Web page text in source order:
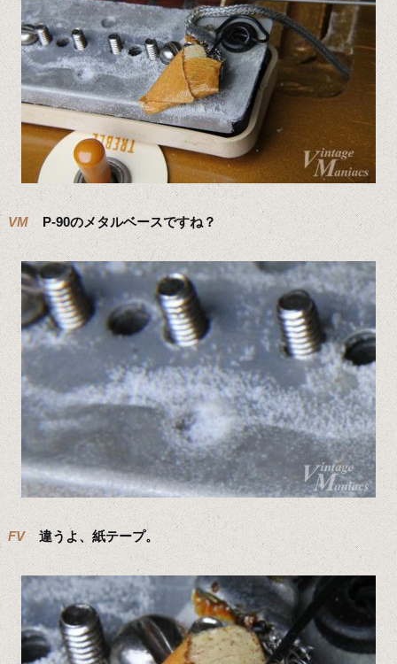
VM P-90のメタルベースですね？
FV 違うよ、紙テープ。